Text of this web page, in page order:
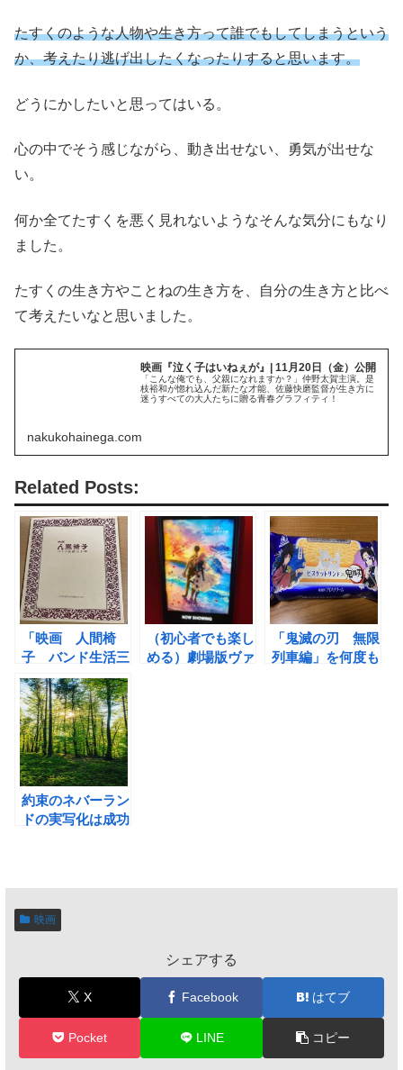
たすくのような人物や生き方って誰でもしてしまうという
か、考えたり逃げ出したくなったりすると思います。
どうにかしたいと思ってはいる。
心の中でそう感じながら、動き出せない、勇気が出せな
い。
何か全てたすくを悪く見れないようなそんな気分にもなり
ました。
たすくの生き方やことねの生き方を、自分の生き方と比べ
て考えたいなと思いました。
映画『泣く子はいねぇが』| 11月20日（金）公開
「こんな俺でも、父親になれますか？」仲野太賀主演。是
枝裕和が惚れ込んだ新たな才能、佐藤快磨監督が生き方に
迷うすべての大人たちに贈る青春グラフィティ！
nakukohainega.com
Related Posts:
「映画 人間椅
子 バンド生活三
十年」 レビュー
（初心者でも楽し
める）劇場版ヴァ
「鬼滅の刃 無限
列車編」を何度も
約束のネバーラン
ドの実写化は成功
映画
シェアする
X Facebook はてブ
Pocket LINE コピー